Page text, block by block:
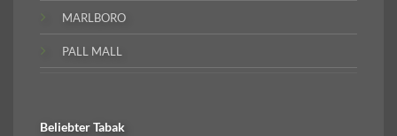
MARLBORO
PALL MALL
BeliebterTabak